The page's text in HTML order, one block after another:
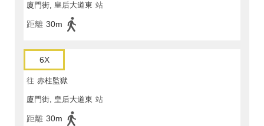
廈門街, 皇后大道東 站
距離 30m
6X
往 赤柱監獄
廈門街, 皇后大道東 站
距離 30m